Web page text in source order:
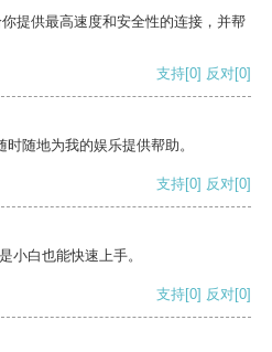
提供最高速度和安全性的连接，并帮
支持[0] 反对[0]
随地为我的娱乐提供帮助。
支持[0] 反对[0]
小白也能快速上手。
支持[0] 反对[0]